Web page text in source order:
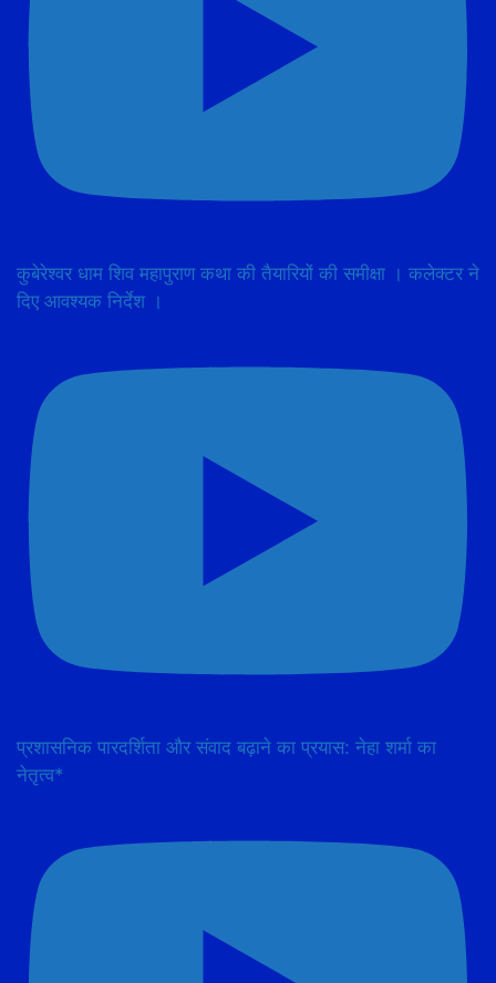
कुबेरेश्वर धाम शिव महापुराण कथा की तैयारियों की समीक्षा । कलेक्टर ने
दिए आवश्यक निर्देश ।
प्रशासनिक पारदर्शिता और संवाद बढ़ाने का प्रयास: नेहा शर्मा का
नेतृत्व*